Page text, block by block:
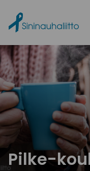
Pilke-